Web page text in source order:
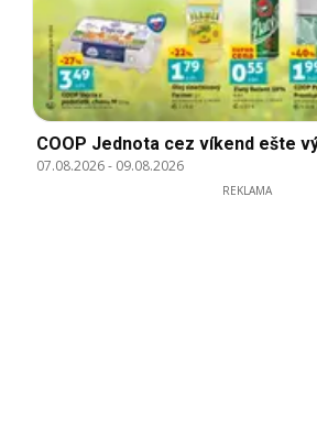
COOP Jednota cez víkend ešte
07.08.2026- 09.08.2026
REKLAMA